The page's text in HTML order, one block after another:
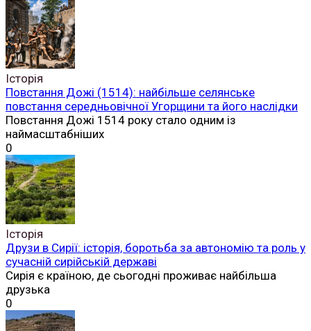
Історія
Повстання Дожі (1514): найбільше селянське
повстання середньовічної Угорщини та його наслідки
Повстання Дожі 1514 року стало одним із
наймасштабніших
0
Історія
Друзи в Сирії: історія, боротьба за автономію та роль у
сучасній сирійській державі
Сирія є країною, де сьогодні проживає найбільша
друзька
0